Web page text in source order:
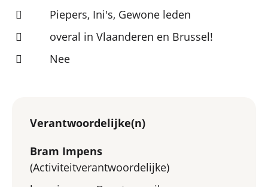
Piepers, Ini's, Gewone leden
overal in Vlaanderen en Brussel!
Nee
Verantwoordelijke(n)
Bram Impens
(Activiteitverantwoordelijke)